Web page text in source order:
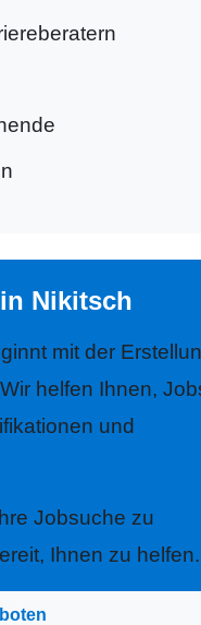
Nikitsch
mit der
helfen Ihnen,
und
Jobsuche zu
Ihnen zu helfen.